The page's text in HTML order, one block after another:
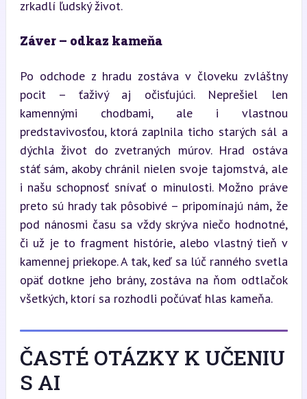
zrkadlí ľudský život.
Záver – odkaz kameňa
Po odchode z hradu zostáva v človeku zvláštny
pocit – ťaživý aj očisťujúci. Neprešiel len
kamennými chodbami, ale i vlastnou
predstavivosťou, ktorá zaplnila ticho starých sál a
dýchla život do zvetraných múrov. Hrad ostáva
stáť sám, akoby chránil nielen svoje tajomstvá, ale
i našu schopnosť snívať o minulosti. Možno práve
preto sú hrady tak pôsobivé – pripomínajú nám, že
pod nánosmi času sa vždy skrýva niečo hodnotné,
či už je to fragment histórie, alebo vlastný tieň v
kamennej priekope. A tak, keď sa lúč ranného svetla
opäť dotkne jeho brány, zostáva na ňom odtlačok
všetkých, ktorí sa rozhodli počúvať hlas kameňa.
ČASTÉ OTÁZKY K UČENIU
S AI